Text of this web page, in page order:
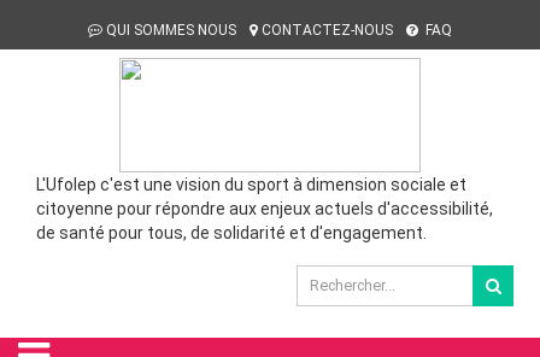
QUI SOMMES NOUS CONTACTEZ-NOUS FAQ
L'Ufolep c'est une vision du sport à dimension sociale et
citoyenne pour répondre aux enjeux actuels d'accessibilité,
de santé pour tous, de solidarité et d'engagement.